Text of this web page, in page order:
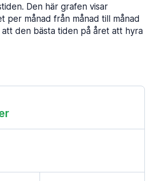
Den här grafen visar
per månad från månad till månad
den bästa tiden på året att hyra